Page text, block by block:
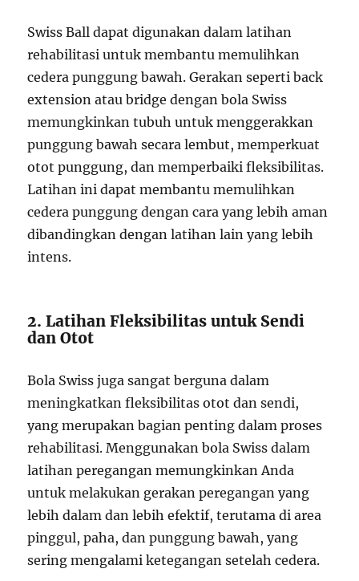
Swiss Ball dapat digunakan dalam latihan
rehabilitasi untuk membantu memulihkan
cedera punggung bawah. Gerakan seperti back
extension atau bridge dengan bola Swiss
memungkinkan tubuh untuk menggerakkan
punggung bawah secara lembut, memperkuat
otot punggung, dan memperbaiki fleksibilitas.
Latihan ini dapat membantu memulihkan
cedera punggung dengan cara yang lebih aman
dibandingkan dengan latihan lain yang lebih
intens.
2. Latihan Fleksibilitas untuk Sendi
dan Otot
Bola Swiss juga sangat berguna dalam
meningkatkan fleksibilitas otot dan sendi,
yang merupakan bagian penting dalam proses
rehabilitasi. Menggunakan bola Swiss dalam
latihan peregangan memungkinkan Anda
untuk melakukan gerakan peregangan yang
lebih dalam dan lebih efektif, terutama di area
pinggul, paha, dan punggung bawah, yang
sering mengalami ketegangan setelah cedera.